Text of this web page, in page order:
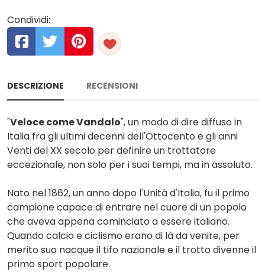
Condividi:
DESCRIZIONE RECENSIONI
"Veloce come Vandalo", un modo di dire diffuso in
Italia fra gli ultimi decenni dell'Ottocento e gli anni
Venti del XX secolo per definire un trottatore
eccezionale, non solo per i suoi tempi, ma in assoluto.
Nato nel 1862, un anno dopo l'Unità d'Italia, fu il primo
campione capace di entrare nel cuore di un popolo
che aveva appena cominciato a essere italiano.
Quando calcio e ciclismo erano di là da venire, per
merito suo nacque il tifo nazionale e il trotto divenne il
primo sport popolare.